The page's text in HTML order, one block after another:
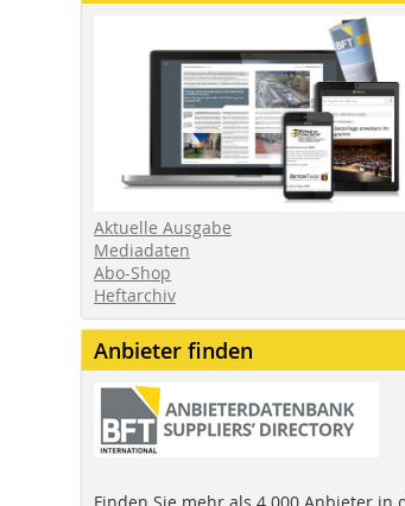
Aktuelle Ausgabe
Mediadaten
Abo-Shop
Heftarchiv
Anbieter finden